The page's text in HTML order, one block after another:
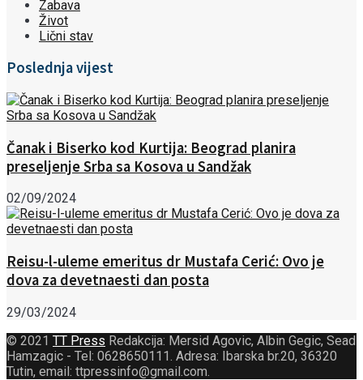
Zabava
Život
Lični stav
Poslednja vijest
Čanak i Biserko kod Kurtija: Beograd planira
preseljenje Srba sa Kosova u Sandžak
02/09/2024
Reisu-l-uleme emeritus dr Mustafa Cerić: Ovo je
dova za devetnaesti dan posta
29/03/2024
© 2021 TT Press Redakcija: Mersid Agovic, Albin Gegic, Sead
Hamzagic - Tel: 0628650111. Adresa: Ibarska br.20, 36320
Tutin, email: ttpressinfo@gmail.com.